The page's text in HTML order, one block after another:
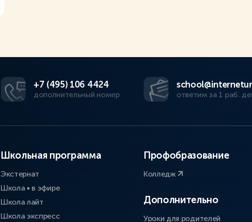
+7 (495) 106 4424
дополнительный номер ответим за 1 раб.
Школьная программа
Экстернат
Школа • в эфире
Школа лайт
Школа экспресс
Профобразование
Колледж
Дополнительно
Уроки для родителей